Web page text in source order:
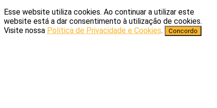
Esse website utiliza cookies. Ao continuar a utilizar este
website está a dar consentimento à utilização de cookies.
Visite nossa Política de Privacidade e Cookies. Concordo